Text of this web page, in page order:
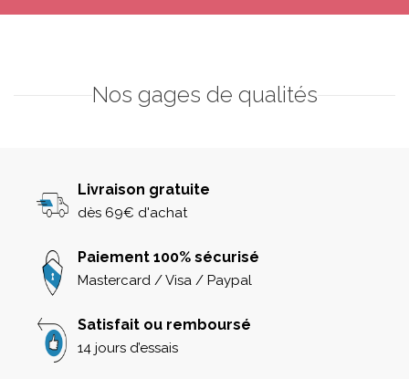
Nos gages de qualités
Livraison gratuite
dès 69€ d'achat
Paiement 100% sécurisé
Mastercard / Visa / Paypal
Satisfait ou remboursé
14 jours d’essais